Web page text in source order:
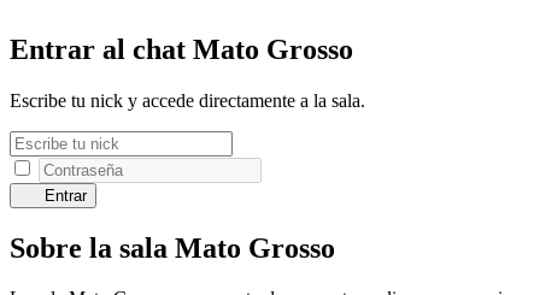
Entrar al chat Mato Grosso
Escribe tu nick y accede directamente a la sala.
Entrar
Sobre la sala Mato Grosso